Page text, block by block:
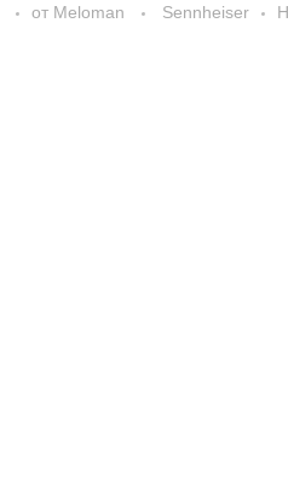
от Meloman Sennheiser